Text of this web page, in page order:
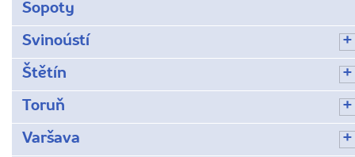
Sopoty
Svinoústí
Štětín
Toruň
Varšava